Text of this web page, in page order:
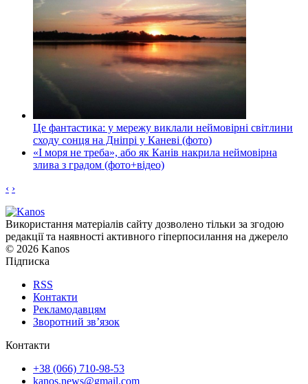
Це фантастика: у мережу виклали неймовірні світлини
сходу сонця на Дніпрі у Каневі (фото)
«І моря не треба», або як Канів накрила неймовірна
злива з градом (фото+відео)
‹ ›
Використання матеріалів сайту дозволено тільки за згодою
редакції та наявності активного гіперпосилання на джерело
© 2026 Kanos
Підписка
RSS
Контакти
Рекламодавцям
Зворотний зв’язок
Контакти
+38 (066) 710-98-53
kanos.news@gmail.com